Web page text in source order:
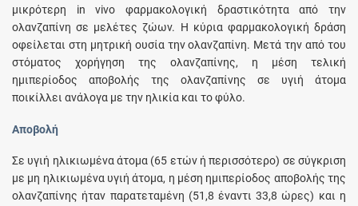
μικρότερη in vivo φαρμακολογική δραστικότητα από την
ολανζαπίνη σε μελέτες ζώων. H κύρια φαρμακολογική δράση
οφείλεται στη μητρική ουσία την ολανζαπίνη. Μετά την από του
στόματος χορήγηση της ολανζαπίνης, η μέση τελική
ημιπερίοδος αποβολής της ολανζαπίνης σε υγιή άτομα
ποικίλλει ανάλογα με την ηλικία και το φύλο.
Αποβολή
Σε υγιή ηλικιωμένα άτομα (65 ετών ή περισσότερο) σε σύγκριση
με μη ηλικιωμένα υγιή άτομα, η μέση ημιπερίοδος αποβολής της
ολανζαπίνης ήταν παρατεταμένη (51,8 έναντι 33,8 ώρες) και η